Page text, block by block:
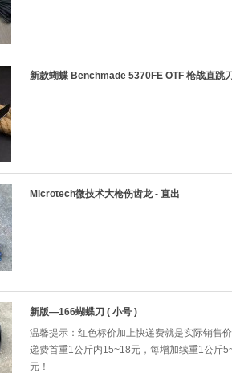
新款蝴蝶 Benchmade 5370FE OTF 枪战直跳
Microtech微技术大枪伤齿龙 - 直出
新版—166蝴蝶刀 ( 小号 )
温馨提示：红色标价加上快递费就是实际销售
递费首重1公斤内15~18元，每增加续重1公斤
元！